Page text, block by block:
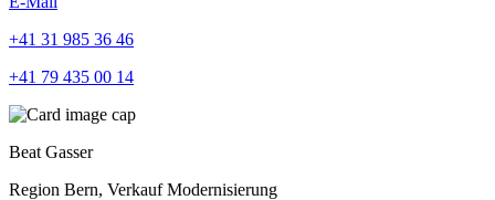
+41 31 985 36 46
+41 79 435 00 14
Beat Gasser
Region Bern, Verkauf Modernisierung